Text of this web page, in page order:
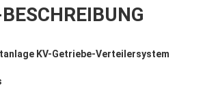
KV-Getriebe-Verteilersystem